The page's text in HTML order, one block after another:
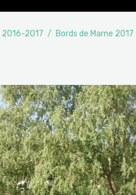
2016-2017 Bords de Marne 2017